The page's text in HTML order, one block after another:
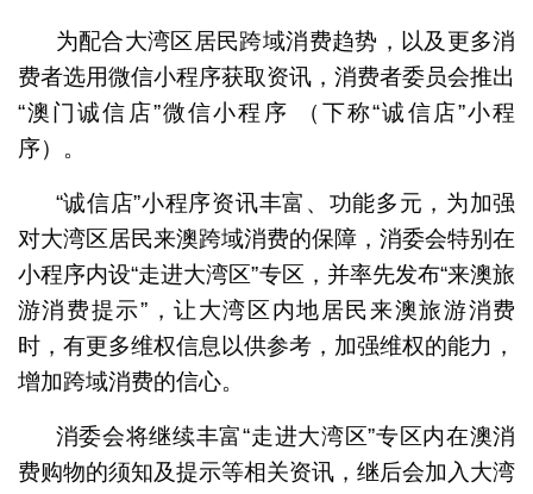
为配合大湾区居民跨域消费趋势，以及更多消
费者选用微信小程序获取资讯，消费者委员会推出
“澳门诚信店”微信小程序 （下称“诚信店”小程
序）。
“诚信店”小程序资讯丰富、功能多元，为加强
对大湾区居民来澳跨域消费的保障，消委会特别在
小程序内设“走进大湾区”专区，并率先发布“来澳旅
游消费提示”，让大湾区内地居民来澳旅游消费
时，有更多维权信息以供参考，加强维权的能力，
增加跨域消费的信心。
消委会将继续丰富“走进大湾区”专区内在澳消
费购物的须知及提示等相关资讯，继后会加入大湾